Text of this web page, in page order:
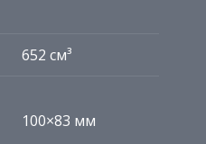
652 см³
100×83 мм